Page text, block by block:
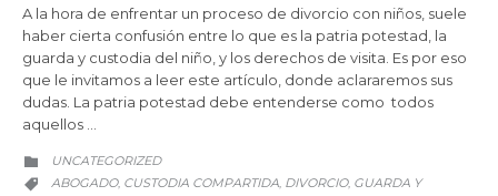
A la hora de enfrentar un proceso de divorcio con niños, suele
haber cierta confusión entre lo que es la patria potestad, la
guarda y custodia del niño, y los derechos de visita. Es por eso
que le invitamos a leer este artículo, donde aclararemos sus
dudas. La patria potestad debe entenderse como todos
aquellos …
 CATEGORY
UNCATEGORIZED
 CATEGORY
ABOGADO, CUSTODIA COMPARTIDA, DIVORCIO, GUARDA Y